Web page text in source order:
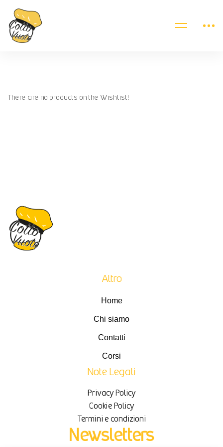
There are no products on the Wishlist!
Altro
Home
Chi siamo
Contatti
Corsi
Note Legali
Privacy Policy
Cookie Policy
Termini e condizioni
Newsletters